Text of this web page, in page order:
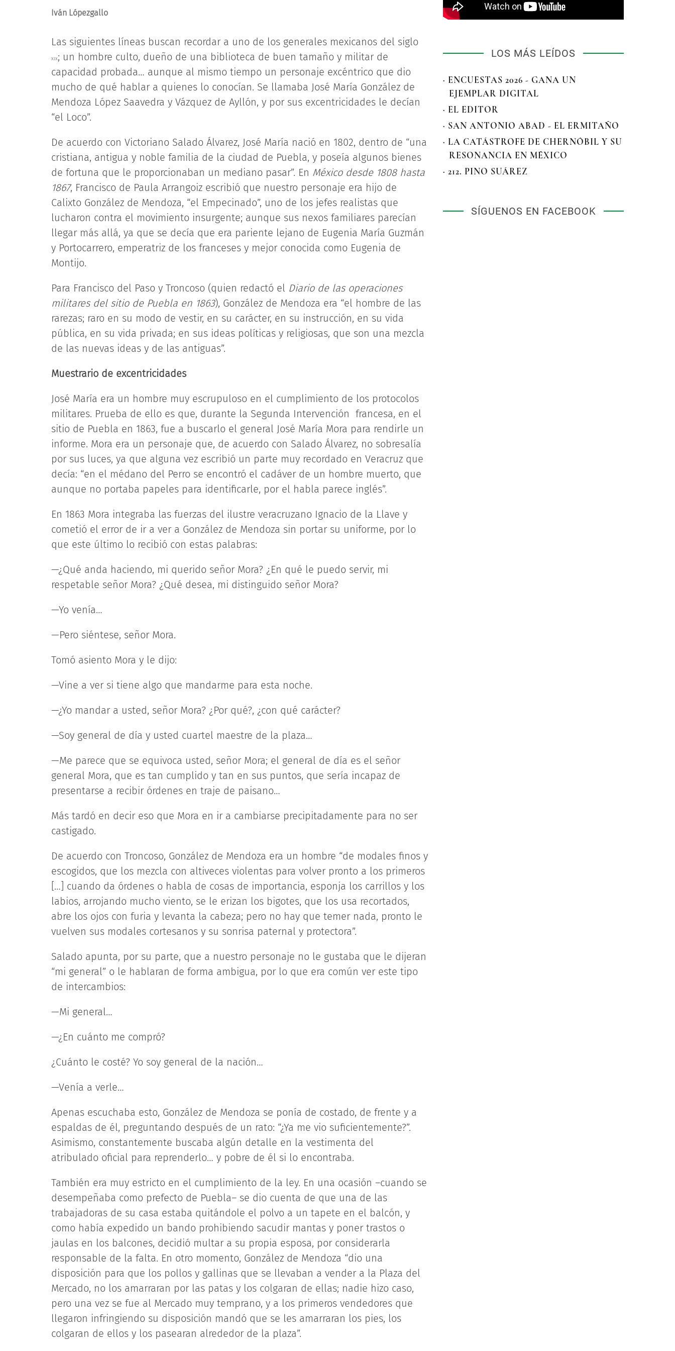
Iván Lópezgallo
Las siguientes líneas buscan recordar a uno de los generales mexicanos del siglo
XIX; un hombre culto, dueño de una biblioteca de buen tamaño y militar de
capacidad probada… aunque al mismo tiempo un personaje excéntrico que dio
mucho de qué hablar a quienes lo conocían. Se llamaba José María González de
Mendoza López Saavedra y Vázquez de Ayllón, y por sus excentricidades le decían
“el Loco”.
De acuerdo con Victoriano Salado Álvarez, José María nació en 1802, dentro de “una
cristiana, antigua y noble familia de la ciudad de Puebla, y poseía algunos bienes
de fortuna que le proporcionaban un mediano pasar”. En México desde 1808 hasta
1867, Francisco de Paula Arrangoiz escribió que nuestro personaje era hijo de
Calixto González de Mendoza, “el Empecinado”, uno de los jefes realistas que
lucharon contra el movimiento insurgente; aunque sus nexos familiares parecían
llegar más allá, ya que se decía que era pariente lejano de Eugenia María Guzmán
y Portocarrero, emperatriz de los franceses y mejor conocida como Eugenia de
Montijo.
Para Francisco del Paso y Troncoso (quien redactó el Diario de las operaciones
militares del sitio de Puebla en 1863), González de Mendoza era “el hombre de las
rarezas; raro en su modo de vestir, en su carácter, en su instrucción, en su vida
pública, en su vida privada; en sus ideas políticas y religiosas, que son una mezcla
de las nuevas ideas y de las antiguas”.
Muestrario de excentricidades
José María era un hombre muy escrupuloso en el cumplimiento de los protocolos
militares. Prueba de ello es que, durante la Segunda Intervención francesa, en el
sitio de Puebla en 1863, fue a buscarlo el general José María Mora para rendirle un
informe. Mora era un personaje que, de acuerdo con Salado Álvarez, no sobresalía
por sus luces, ya que alguna vez escribió un parte muy recordado en Veracruz que
decía: “en el médano del Perro se encontró el cadáver de un hombre muerto, que
aunque no portaba papeles para identificarle, por el habla parece inglés”.
En 1863 Mora integraba las fuerzas del ilustre veracruzano Ignacio de la Llave y
cometió el error de ir a ver a González de Mendoza sin portar su uniforme, por lo
que este último lo recibió con estas palabras:
—¿Qué anda haciendo, mi querido señor Mora? ¿En qué le puedo servir, mi
respetable señor Mora? ¿Qué desea, mi distinguido señor Mora?
—Yo venía…
—Pero siéntese, señor Mora.
Tomó asiento Mora y le dijo:
—Vine a ver si tiene algo que mandarme para esta noche.
—¿Yo mandar a usted, señor Mora? ¿Por qué?, ¿con qué carácter?
—Soy general de día y usted cuartel maestre de la plaza…
—Me parece que se equivoca usted, señor Mora; el general de día es el señor
general Mora, que es tan cumplido y tan en sus puntos, que sería incapaz de
presentarse a recibir órdenes en traje de paisano…
Más tardó en decir eso que Mora en ir a cambiarse precipitadamente para no ser
castigado.
De acuerdo con Troncoso, González de Mendoza era un hombre “de modales finos y
escogidos, que los mezcla con altiveces violentas para volver pronto a los primeros
[…] cuando da órdenes o habla de cosas de importancia, esponja los carrillos y los
labios, arrojando mucho viento, se le erizan los bigotes, que los usa recortados,
abre los ojos con furia y levanta la cabeza; pero no hay que temer nada, pronto le
vuelven sus modales cortesanos y su sonrisa paternal y protectora”.
Salado apunta, por su parte, que a nuestro personaje no le gustaba que le dijeran
“mi general” o le hablaran de forma ambigua, por lo que era común ver este tipo
de intercambios:
—Mi general…
—¿En cuánto me compró?
¿Cuánto le costé? Yo soy general de la nación…
—Venía a verle…
Apenas escuchaba esto, González de Mendoza se ponía de costado, de frente y a
espaldas de él, preguntando después de un rato: “¿Ya me vio suficientemente?”.
Asimismo, constantemente buscaba algún detalle en la vestimenta del
atribulado oficial para reprenderlo… y pobre de él si lo encontraba.
También era muy estricto en el cumplimiento de la ley. En una ocasión –cuando se
desempeñaba como prefecto de Puebla– se dio cuenta de que una de las
trabajadoras de su casa estaba quitándole el polvo a un tapete en el balcón, y
como había expedido un bando prohibiendo sacudir mantas y poner trastos o
jaulas en los balcones, decidió multar a su propia esposa, por considerarla
responsable de la falta. En otro momento, González de Mendoza “dio una
disposición para que los pollos y gallinas que se llevaban a vender a la Plaza del
Mercado, no los amarraran por las patas y los colgaran de ellas; nadie hizo caso,
pero una vez se fue al Mercado muy temprano, y a los primeros vendedores que
llegaron infringiendo su disposición mandó que se les amarraran los pies, los
colgaran de ellos y los pasearan alrededor de la plaza”.
LOS MÁS LEÍDOS
· ENCUESTAS 2026 - GANA UN
EJEMPLAR DIGITAL
· EL EDITOR
· SAN ANTONIO ABAD - EL ERMITAÑO
· LA CATÁSTROFE DE CHERNÓBIL Y SU
RESONANCIA EN MÉXICO
· 212. PINO SUÁREZ
SÍGUENOS EN FACEBOOK